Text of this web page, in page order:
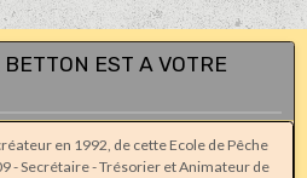
EST A VOTRE
en 1992, de cette Ecole de Pêche
- Secrétaire - Trésorier et Animateur de